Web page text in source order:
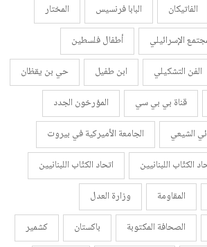
الفاتيكان البابا فرنسيس
المختار
الإسرائيلي
أطفال فلسطين
الفن التشكيلي ابن طفيل
حي بن يقظان
قناة بي بي سي
المؤرخون الجدد
الشيعي
الجامعة الأميركية في بيروت
الكتّاب اللبنانيين
اتحاد الكتّاب اللبنانيين
المقاومة
وزارة العدل
الصحافة المكتوبة باكستان
كشمير